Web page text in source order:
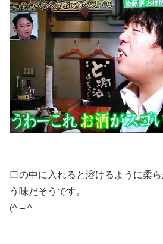
口の中に入れると溶けるように柔
う味だそうです。
(^ – ^